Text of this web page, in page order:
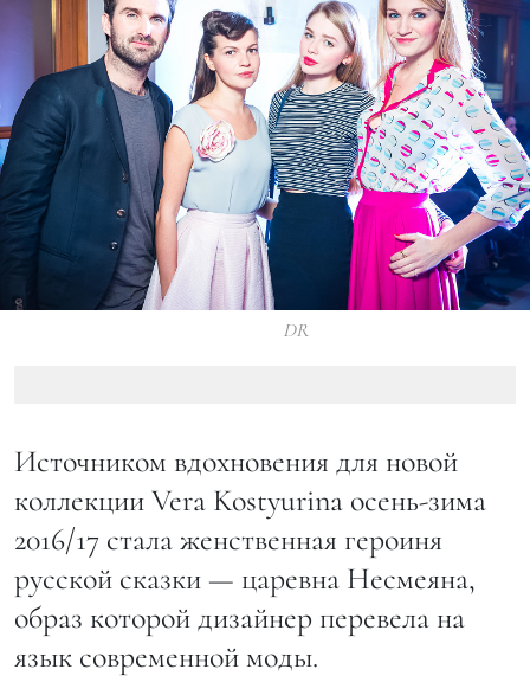
DR
Источником вдохновения для новой
коллекции Vera Kostyurina осень-зима
2016/17 стала женственная героиня
русской сказки — царевна Несмеяна,
образ которой дизайнер перевела на
язык современной моды.